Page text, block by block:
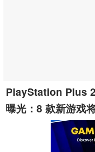
PlayStation Plus
曝光：8 款新游戏